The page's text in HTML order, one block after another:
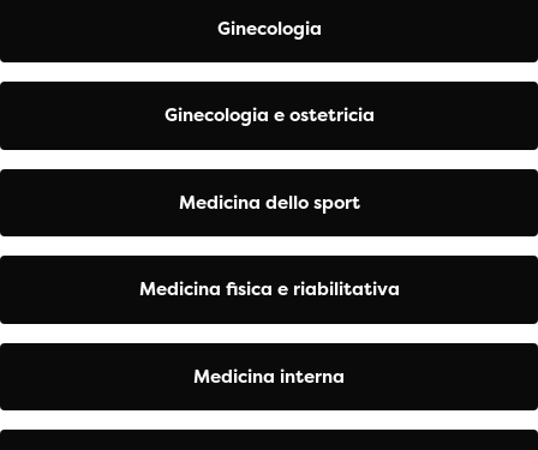
Ginecologia
Ginecologia e ostetricia
Medicina dello sport
Medicina fisica e riabilitativa
Medicina interna